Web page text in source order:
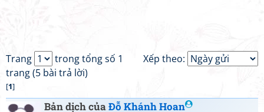
Xếp theo:
Trang
trong tổng số 1
trang (5 bài trả lời)
[1]
Bản dịch củaĐỗ Khánh Hoan